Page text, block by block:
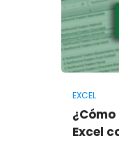
EXCEL
Excel